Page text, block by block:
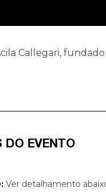
Callegari,
DO EVENTO
Ver detalhamento